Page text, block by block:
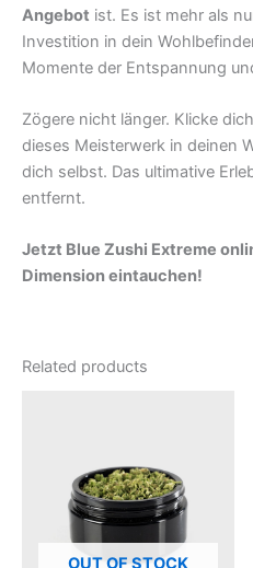
Angebot ist. Es ist mehr als
Investition in dein
Momente der Entspannung
Zögere nicht länger. Klicke
dieses Meisterwerk in deinen
dich selbst. Das ultimative
entfernt.
Jetzt Blue Zushi Extreme
Dimension eintauchen!
Related products
OUT OF STOCK